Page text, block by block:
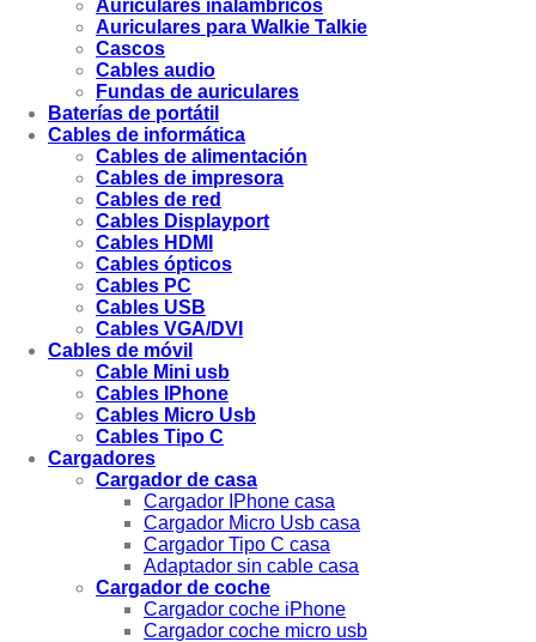
Auriculares inalámbricos
Auriculares para Walkie Talkie
Cascos
Cables audio
Fundas de auriculares
Baterías de portátil
Cables de informática
Cables de alimentación
Cables de impresora
Cables de red
Cables Displayport
Cables HDMI
Cables ópticos
Cables PC
Cables USB
Cables VGA/DVI
Cables de móvil
Cable Mini usb
Cables IPhone
Cables Micro Usb
Cables Tipo C
Cargadores
Cargador de casa
Cargador IPhone casa
Cargador Micro Usb casa
Cargador Tipo C casa
Adaptador sin cable casa
Cargador de coche
Cargador coche iPhone
Cargador coche micro usb